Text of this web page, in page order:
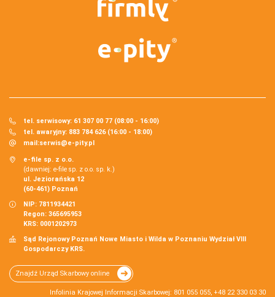
tel. serwisowy: 61 307 00 77 (08:00 - 16:00)
tel. awaryjny: 883 784 626 (16:00 - 18:00)
mail:serwis@e-pity.pl
e-file sp. z o.o.
(dawniej: e-file sp. z o.o. sp. k.)
ul. Jeziorańska 12
(60-461) Poznań
NIP: 7811934421
Regon: 365695953
KRS: 0001202973
Sąd Rejonowy Poznań Nowe Miasto i Wilda w Poznaniu Wydział VIII
Gospodarczy KRS.
Znajdź Urząd Skarbowy online
Infolinia Krajowej Informacji Skarbowej: 801 055 055, +48 22 330 03 30